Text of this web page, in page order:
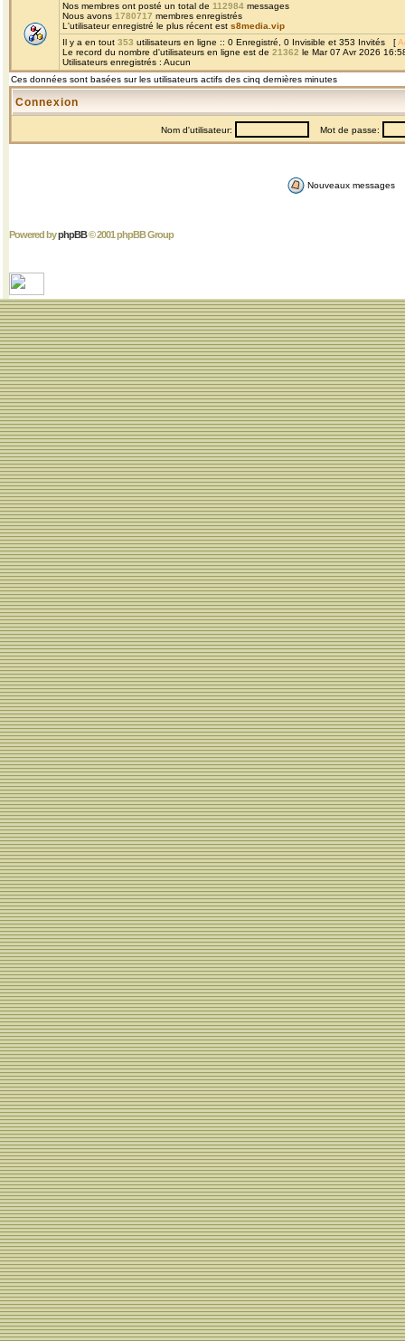
Nos membres ont posté un total de 112984 messages
Nous avons 1780717 membres enregistrés
L'utilisateur enregistré le plus récent est s8media.vip
Il y a en tout 353 utilisateurs en ligne :: 0 Enregistré, 0 Invisible et 353 Invités [
Le record du nombre d'utilisateurs en ligne est de 21362 le Mar 07 Avr 2026
Utilisateurs enregistrés : Aucun
Ces données sont basées sur les utilisateurs actifs des cinq dernières minutes
Connexion
Nom d'utilisateur: Mot de passe:
Nouveaux messages
Powered byphpBB© 2001 phpBB Group